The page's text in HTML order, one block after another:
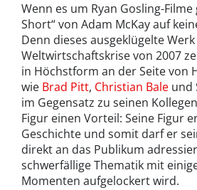
Wenn es um Ryan Gosling-
Short“ von Adam McKay auf
Denn dieses ausgeklügelte
Weltwirtschaftskrise von 2007
in Höchstform an der Seite von
wie Brad Pitt, Christian Bale und
im Gegensatz zu seinen
Figur einen Vorteil: Seine Figur
Geschichte und somit darf er
direkt an das Publikum
schwerfällige Thematik mit
Momenten aufgelockert wird.